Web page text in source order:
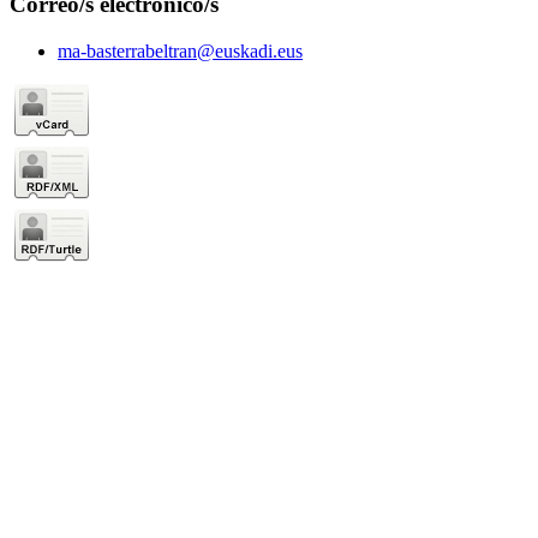
ma-basterrabeltran@euskadi.eus